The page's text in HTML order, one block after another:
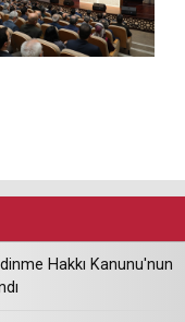
Hakkı Kanunu'nun